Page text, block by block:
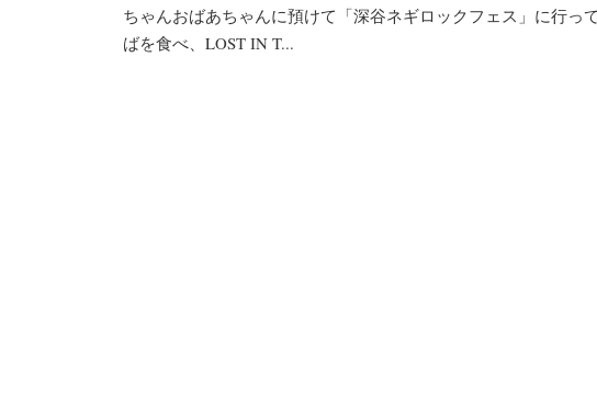
ちゃんおばあちゃんに預けて「深谷ネギロックフェス」に行っ
ばを食べ、LOST IN T...